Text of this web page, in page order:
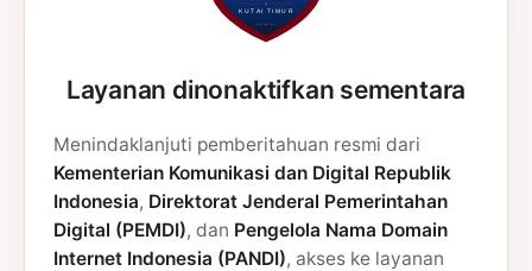
Layanan dinonaktifkan sementara
Menindaklanjuti pemberitahuan resmi dari
Kementerian Komunikasi dan Digital Republik
Indonesia, Direktorat Jenderal Pemerintahan
Digital (PEMDI), dan Pengelola Nama Domain
Internet Indonesia (PANDI), akses ke layanan